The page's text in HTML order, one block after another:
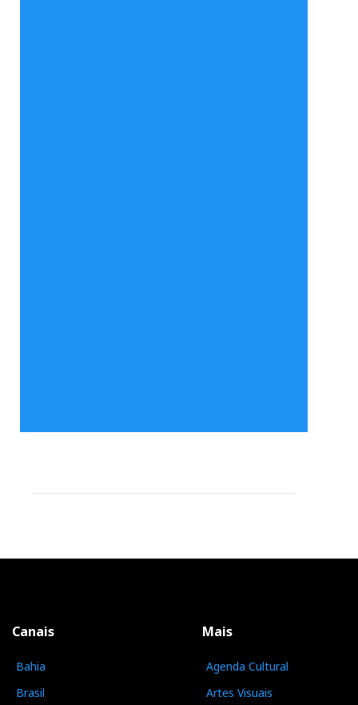
Canais
Bahia
Brasil
Mais
Agenda Cultural
Artes Visuais